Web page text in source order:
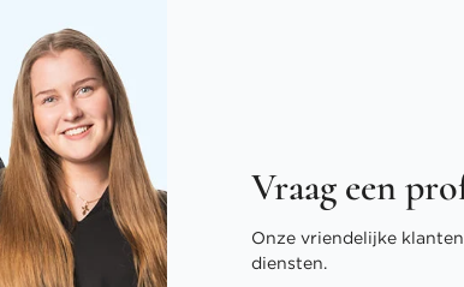
Vraag een
Onze vriendelijke
diensten.